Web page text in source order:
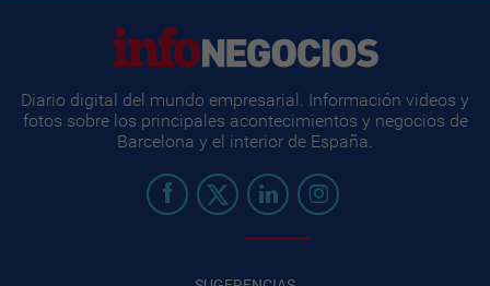
Diario digital del mundo empresarial. Información videos y
fotos sobre los principales acontecimientos y negocios de
Barcelona y el interior de España.